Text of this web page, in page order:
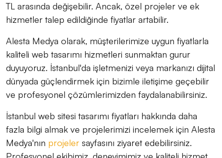
TL arasında değişebilir. Ancak, özel projeler ve ek
hizmetler talep edildiğinde fiyatlar artabilir.
Alesta Medya olarak, müşterilerimize uygun fiyatlarla
kaliteli web tasarımı hizmetleri sunmaktan gurur
duyuyoruz. İstanbul'da işletmenizi veya markanızı dijital
dünyada güçlendirmek için bizimle iletişime geçebilir
ve profesyonel çözümlerimizden faydalanabilirsiniz.
İstanbul web sitesi tasarımı fiyatları hakkında daha
fazla bilgi almak ve projelerimizi incelemek için Alesta
Medya'nın projeler sayfasını ziyaret edebilirsiniz.